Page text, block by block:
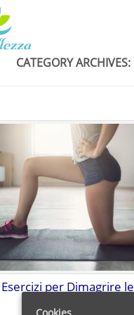
CATEGORY ARCHIVES:
Esercizi per Dimagrire